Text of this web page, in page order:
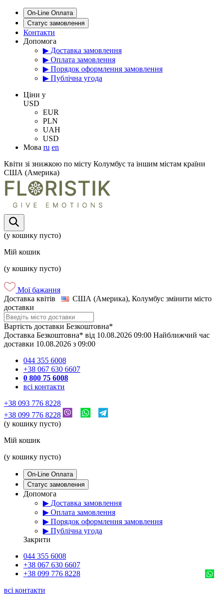
On-Line Оплата
Статус замовлення
Контакти
Допомога
▶ Доставка замовлення
▶ Оплата замовлення
▶ Порядок оформлення замовлення
▶ Публічна угода
Цiни у
USD
EUR
PLN
UAH
USD
Мова ru en
Квіти зі знижкою по місту Колумбус та іншим містам країни
США (Америка)
(у кошику пусто)
Мій кошик
(у кошику пусто)
Мої бажання
Доставка квітів
США (Америка), Колумбус змінити місто
доставки
Вартість доставки Безкоштовна*
Доставка Безкоштовна* від 10.08.2026 09:00 Найближчий час
доставки 10.08.2026 з 09:00
044 355 6008
+38 067 630 6607
0 800 75 6008
всі контакти
+38 093 776 8228
+38 099 776 8228
(у кошику пусто)
Мій кошик
(у кошику пусто)
On-Line Оплата
Статус замовлення
Допомога
▶ Доставка замовлення
▶ Оплата замовлення
▶ Порядок оформлення замовлення
▶ Публічна угода
Закрити
044 355 6008
+38 067 630 6607
+38 099 776 8228
всі контакти